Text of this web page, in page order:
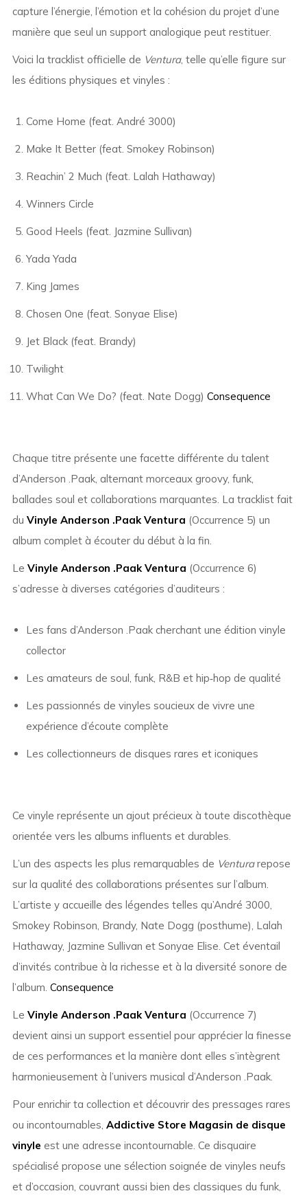
capture l’énergie, l’émotion et la cohésion du projet d’une
manière que seul un support analogique peut restituer.
Voici la tracklist officielle de Ventura, telle qu’elle figure sur
les éditions physiques et vinyles :
Come Home (feat. André 3000)
Make It Better (feat. Smokey Robinson)
Reachin’ 2 Much (feat. Lalah Hathaway)
Winners Circle
Good Heels (feat. Jazmine Sullivan)
Yada Yada
King James
Chosen One (feat. Sonyae Elise)
Jet Black (feat. Brandy)
Twilight
What Can We Do? (feat. Nate Dogg) Consequence
Chaque titre présente une facette différente du talent
d’Anderson .Paak, alternant morceaux groovy, funk,
ballades soul et collaborations marquantes. La tracklist fait
du Vinyle Anderson .Paak Ventura (Occurrence 5) un
album complet à écouter du début à la fin.
Le Vinyle Anderson .Paak Ventura (Occurrence 6)
s’adresse à diverses catégories d’auditeurs :
Les fans d’Anderson .Paak cherchant une édition vinyle
collector
Les amateurs de soul, funk, R&B et hip‑hop de qualité
Les passionnés de vinyles soucieux de vivre une
expérience d’écoute complète
Les collectionneurs de disques rares et iconiques
Ce vinyle représente un ajout précieux à toute discothèque
orientée vers les albums influents et durables.
L’un des aspects les plus remarquables de Venturarepose
sur la qualité des collaborations présentes sur l’album.
L’artiste y accueille des légendes telles qu’André 3000,
Smokey Robinson, Brandy, Nate Dogg (posthume), Lalah
Hathaway, Jazmine Sullivan et Sonyae Elise. Cet éventail
d’invités contribue à la richesse et à la diversité sonore de
l’album. Consequence
Le Vinyle Anderson .Paak Ventura (Occurrence 7)
devient ainsi un support essentiel pour apprécier la finesse
de ces performances et la manière dont elles s’intègrent
harmonieusement à l’univers musical d’Anderson .Paak.
Pour enrichir ta collection et découvrir des pressages rares
ou incontournables, Addictive Store Magasin de disque
vinyle est une adresse incontournable. Ce disquaire
spécialisé propose une sélection soignée de vinyles neufs
et d’occasion, couvrant aussi bien des classiques du funk,